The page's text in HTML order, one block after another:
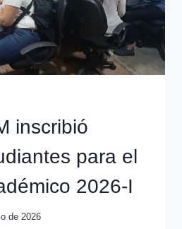
inscribió
para el
2026-I
de 2026